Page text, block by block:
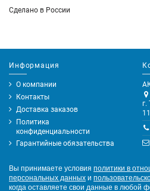
Сделано в России
Информация
О компании
Контакты
Доставка заказов
Политика
конфиденциальности
Гарантийные обязательства
Вы принимаете условия политики в
персональных данных и
когда оставляете свои данные в любой